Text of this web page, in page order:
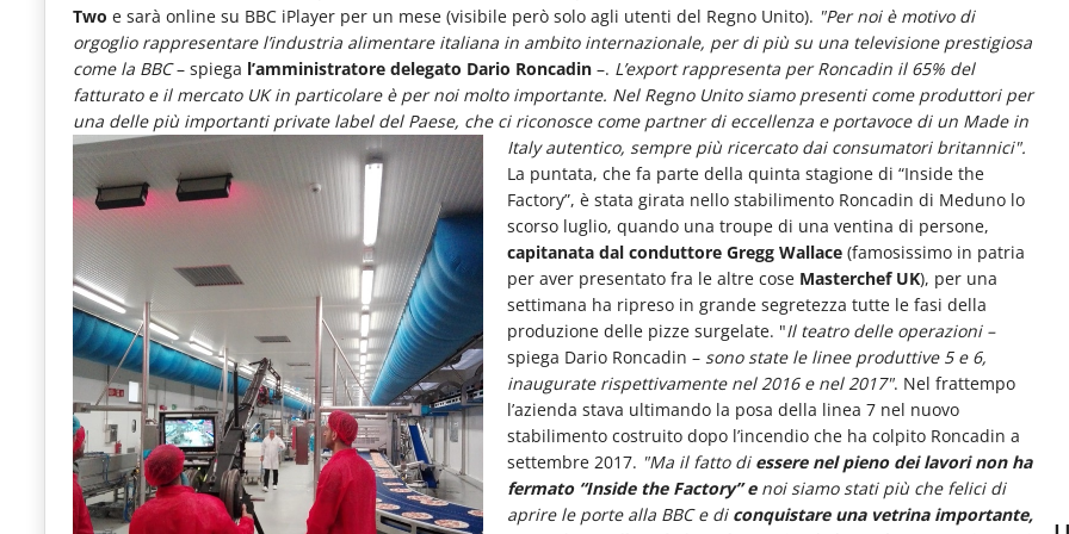
le
novità
del
comparto
Horeca.
Two e sarà online su BBC iPlayer per un mese (visibile però solo agli utenti del Regno Unito). "Per noi è motivo di
orgoglio rappresentare l’industria alimentare italiana in ambito internazionale, per di più su una televisione prestigiosa
come la BBC– spiega l’amministratore delegato Dario Roncadin –. L’export rappresenta per Roncadin il 65% del
fatturato e il mercato UK in particolare è per noi molto importante. Nel Regno Unito siamo presenti come produttori per
una delle più importanti private label del Paese, che ci riconosce come partner di eccellenza e portavoce di un Made in
Italy autentico, sempre più ricercato dai consumatori britannici".
La puntata, che fa parte della quinta stagione di “Inside the
Factory”, è stata girata nello stabilimento Roncadin di Meduno lo
scorso luglio, quando una troupe di una ventina di persone,
capitanata dal conduttore Gregg Wallace (famosissimo in patria
per aver presentato fra le altre cose Masterchef UK), per una
settimana ha ripreso in grande segretezza tutte le fasi della
produzione delle pizze surgelate. "Il teatro delle operazioni –
spiega Dario Roncadin –sono state le linee produttive 5 e 6,
inaugurate rispettivamente nel 2016 e nel 2017". Nel frattempo
l’azienda stava ultimando la posa della linea 7 nel nuovo
stabilimento costruito dopo l’incendio che ha colpito Roncadin a
settembre 2017. "Ma il fatto di essere nel pieno dei lavori non ha
fermato “Inside the Factory” enoi siamo stati più che felici di
aprire le porte alla BBC e di conquistare una vetrina importante,